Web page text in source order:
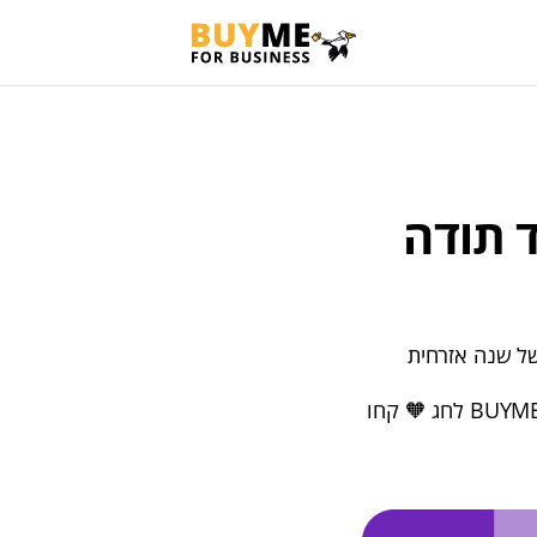
תודה
שנה אזרחית
על חשיבות המחווה, בחירת תזמון מדויק למתנות, וכל הדרכים לשמח את העובדים עם BUYME לחג 🧡 קחו